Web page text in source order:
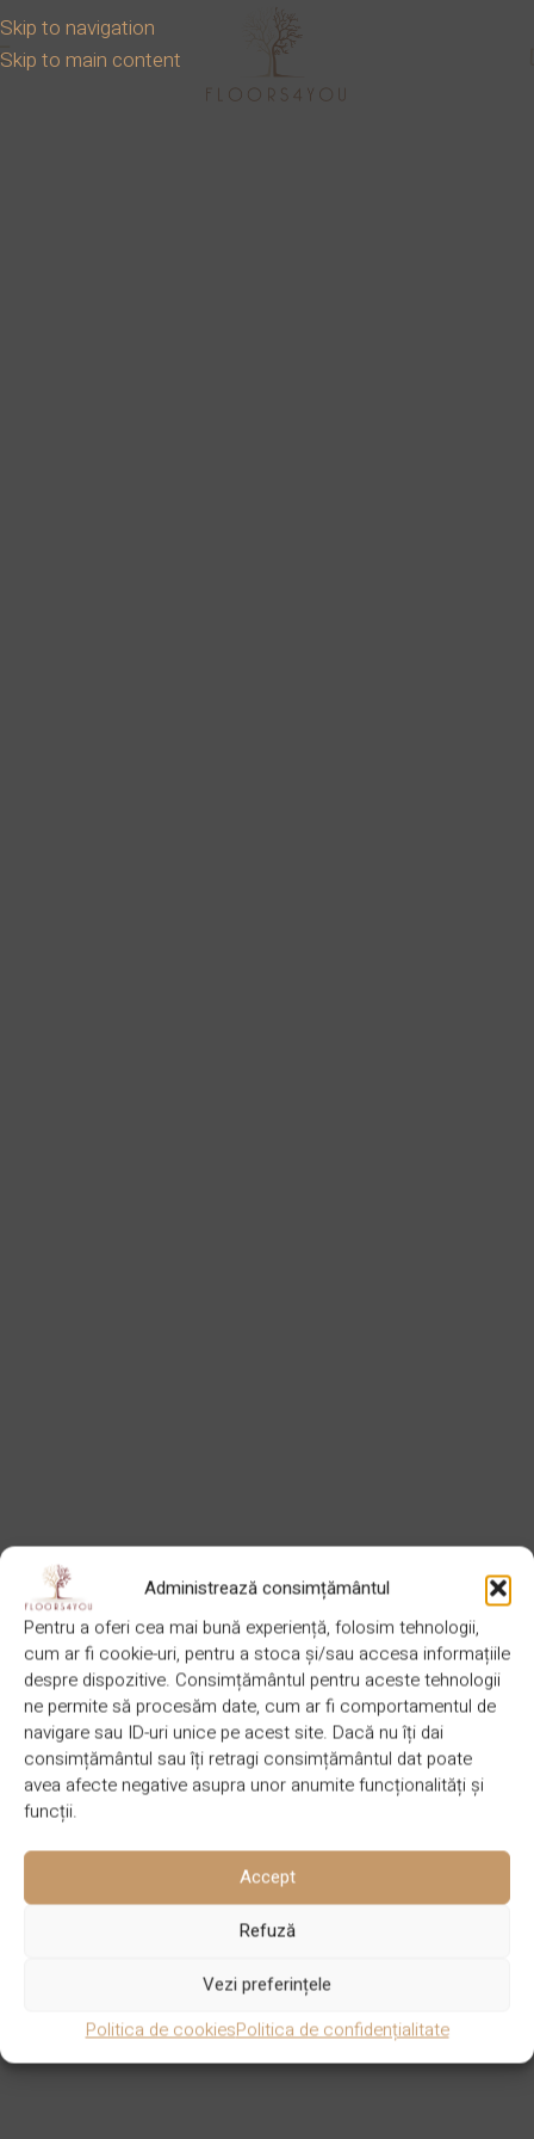
Administrează consimțământul
Pentru a oferi cea mai bună experiență, folosim tehnologii,
cum ar fi cookie-uri, pentru a stoca și/sau accesa informațiile
despre dispozitive. Consimțământul pentru aceste tehnologii
ne permite să procesăm date, cum ar fi comportamentul de
navigare sau ID-uri unice pe acest site. Dacă nu îți dai
consimțământul sau îți retragi consimțământul dat poate
avea afecte negative asupra unor anumite funcționalități și
funcții.
Accept
Refuză
Vezi preferințele
Politica de cookiesPolitica de confidențialitate
Skip to navigation
Skip to main content